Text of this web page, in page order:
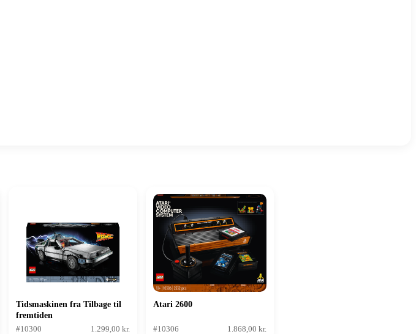
Tidsmaskinen fra Tilbage til
fremtiden
#10300
1.299,00 kr.
Atari 2600
#10306 1.868,00 kr.